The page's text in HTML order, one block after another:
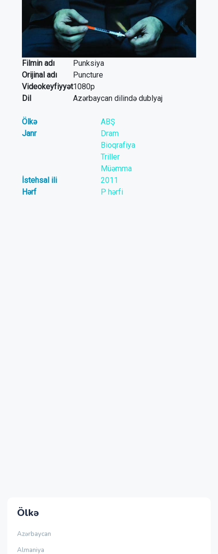
Ölkə
Azərbaycan
Almaniya
Filmin adı
Punksiya
Orijinal adı
Puncture
Videokeyfiyyət1080p
Dil
Azərbaycan dilində dublyaj
Ölkə
ABŞ
Janr
Dram
Bioqrafiya
Triller
Müəmma
İstehsal ili
2011
Hərf
P hərfi